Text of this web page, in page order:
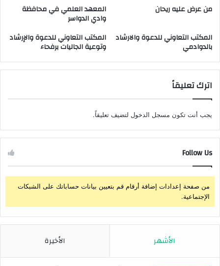
من عرض عليه ريحان المعهد العلمي في محافظة
وادي الدواسر
المكتب التعاوني للدعوة والارشاد
بالدوادمي
المكتب التعاوني للدعوة والإرشاد
وتوعية الجاليات برفحاء
اترك تعليقاً
يجب أنت تكون مسجل الدخول لتضيف تعليقاً.
Follow Us
من صفحة إعدادات إضافة أرقام قم بتعيين بيانات حساباتك على الشبكات
الإجتماعية.
الأشهر الأخيرة